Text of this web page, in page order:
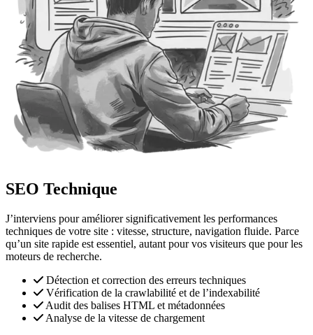
SEO Technique
J’interviens pour améliorer significativement les performances
techniques de votre site : vitesse, structure, navigation fluide. Parce
qu’un site rapide est essentiel, autant pour vos visiteurs que pour les
moteurs de recherche.
Détection et correction des erreurs techniques
Vérification de la crawlabilité et de l’indexabilité
Audit des balises HTML et métadonnées
Analyse de la vitesse de chargement